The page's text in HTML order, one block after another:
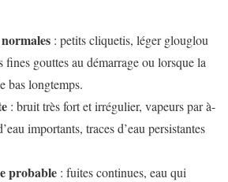
: petits cliquetis, léger glouglou
fines gouttes au démarrage ou lorsque la
bas longtemps.
: bruit très fort et irrégulier, vapeurs par à-
importants, traces d’eau persistantes
probable : fuites continues, eau qui